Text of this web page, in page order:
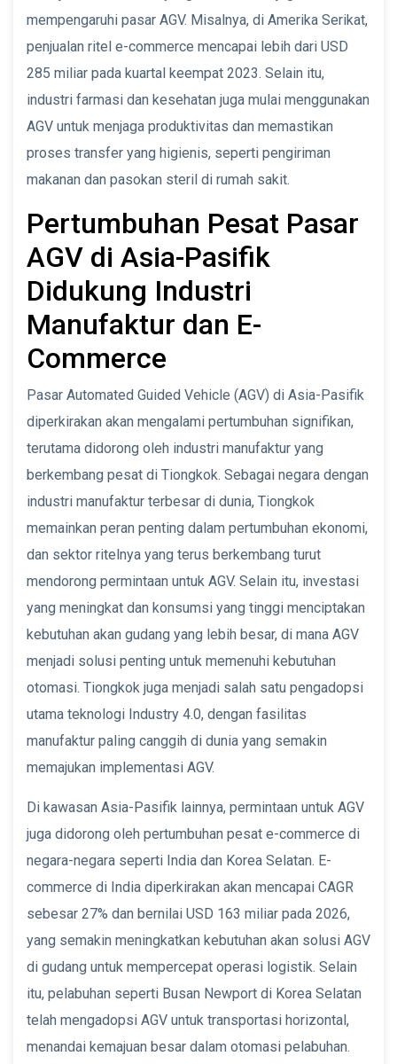
mempengaruhi pasar AGV. Misalnya, di Amerika Serikat,
penjualan ritel e-commerce mencapai lebih dari USD
285 miliar pada kuartal keempat 2023. Selain itu,
industri farmasi dan kesehatan juga mulai menggunakan
AGV untuk menjaga produktivitas dan memastikan
proses transfer yang higienis, seperti pengiriman
makanan dan pasokan steril di rumah sakit.
Pertumbuhan Pesat Pasar
AGV di Asia-Pasifik
Didukung Industri
Manufaktur dan E-
Commerce
Pasar Automated Guided Vehicle (AGV) di Asia-Pasifik
diperkirakan akan mengalami pertumbuhan signifikan,
terutama didorong oleh industri manufaktur yang
berkembang pesat di Tiongkok. Sebagai negara dengan
industri manufaktur terbesar di dunia, Tiongkok
memainkan peran penting dalam pertumbuhan ekonomi,
dan sektor ritelnya yang terus berkembang turut
mendorong permintaan untuk AGV. Selain itu, investasi
yang meningkat dan konsumsi yang tinggi menciptakan
kebutuhan akan gudang yang lebih besar, di mana AGV
menjadi solusi penting untuk memenuhi kebutuhan
otomasi. Tiongkok juga menjadi salah satu pengadopsi
utama teknologi Industry 4.0, dengan fasilitas
manufaktur paling canggih di dunia yang semakin
memajukan implementasi AGV.
Di kawasan Asia-Pasifik lainnya, permintaan untuk AGV
juga didorong oleh pertumbuhan pesat e-commerce di
negara-negara seperti India dan Korea Selatan. E-
commerce di India diperkirakan akan mencapai CAGR
sebesar 27% dan bernilai USD 163 miliar pada 2026,
yang semakin meningkatkan kebutuhan akan solusi AGV
di gudang untuk mempercepat operasi logistik. Selain
itu, pelabuhan seperti Busan Newport di Korea Selatan
telah mengadopsi AGV untuk transportasi horizontal,
menandai kemajuan besar dalam otomasi pelabuhan.